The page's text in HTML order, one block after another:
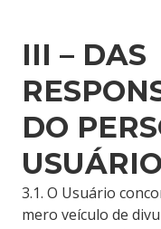
III – DAS
DO
USUÁRIO
3.1. O Usuário
mero veículo de